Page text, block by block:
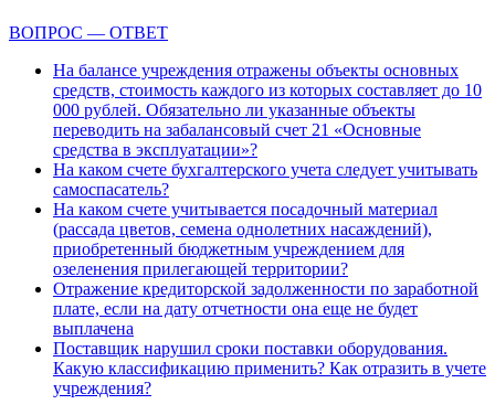
ВОПРОС — ОТВЕТ
На балансе учреждения отражены объекты основных
средств, стоимость каждого из которых составляет до 10
000 рублей. Обязательно ли указанные объекты
переводить на забалансовый счет 21 «Основные
средства в эксплуатации»?
На каком счете бухгалтерского учета следует учитывать
самоспасатель?
На каком счете учитывается посадочный материал
(рассада цветов, семена однолетних насаждений),
приобретенный бюджетным учреждением для
озеленения прилегающей территории?
Отражение кредиторской задолженности по заработной
плате, если на дату отчетности она еще не будет
выплачена
Поставщик нарушил сроки поставки оборудования.
Какую классификацию применить? Как отразить в учете
учреждения?